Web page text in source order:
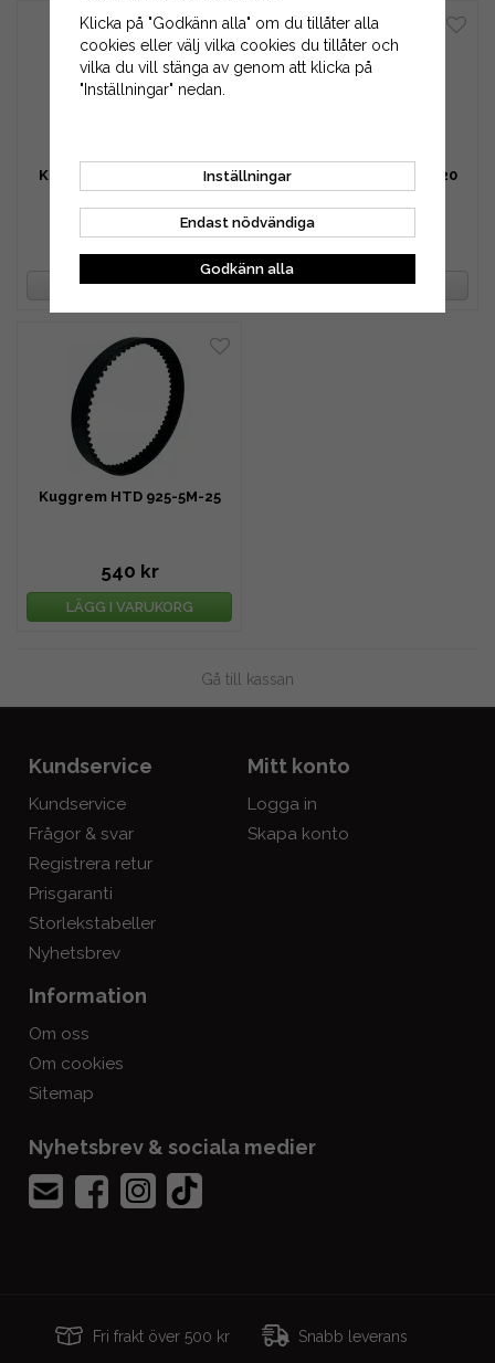
Kuggrem HTD 925-5M-15
324 kr
BEVAKA PRODUKT
Kuggrem HTD 925-5M-20
432 kr
BEVAKA PRODUKT
Kuggrem HTD 925-5M-25
540 kr
LÄGG I VARUKORG
Gå till kassan
Kundservice
Kundservice
Frågor & svar
Registrera retur
Prisgaranti
Storlekstabeller
Nyhetsbrev
Mitt konto
Logga in
Skapa konto
Information
Om oss
Om cookies
Sitemap
Nyhetsbrev & sociala medier
Fri frakt över 500 kr Snabb leverans
Klicka på "Godkänn alla" om du tillåter alla
cookies eller välj vilka cookies du tillåter och
vilka du vill stänga av genom att klicka på
"Inställningar" nedan.
Inställningar
Endast nödvändiga
Godkänn alla